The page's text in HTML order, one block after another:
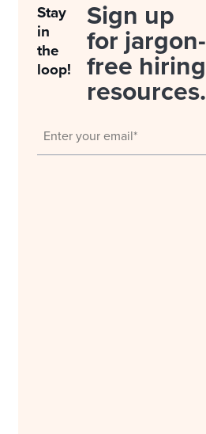
Stay
in
the
loop!
Sign up
for jargon-
free hiring
resources.